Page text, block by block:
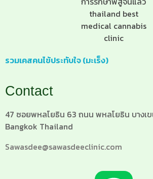
รวมเคสคนไข้ประทับใจ (มะเร็ง)
Contact
47 ซอยพหลโยธิน 63 ถนน พหลโยธิน บางเ
Bangkok Thailand
Sawasdee@sawasdeeclinic.com